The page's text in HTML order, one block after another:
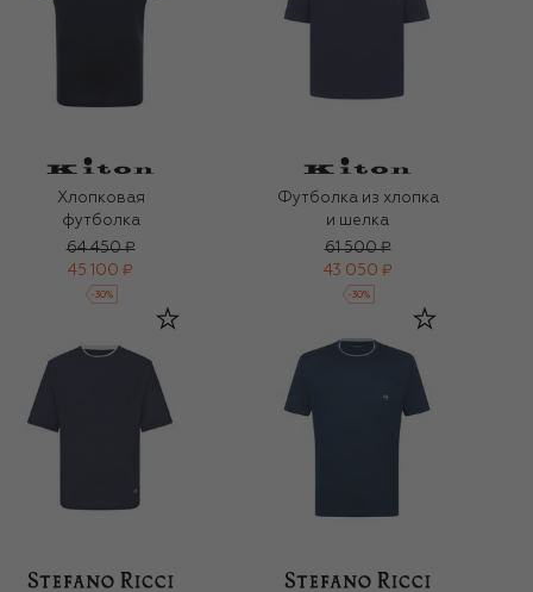
Хлопковая
футболка
64 450 ₽
45 100 ₽
-30%
Футболка из хлопка
и шелка
61 500 ₽
43 050 ₽
-30%